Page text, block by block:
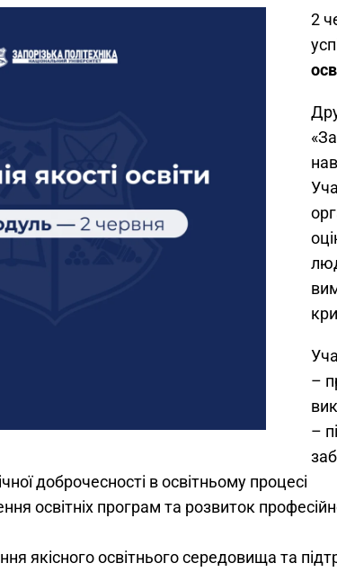
2
–
–
доброчесності в освітньому процесі
освітніх програм та розвиток
якісного освітнього середовища та